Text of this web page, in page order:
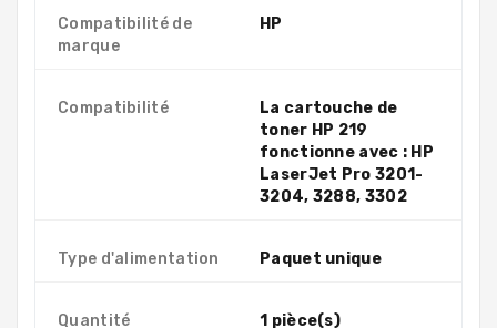
Compatibilité de
marque
HP
Compatibilité
La cartouche de
toner HP 219
fonctionne avec : HP
LaserJet Pro 3201-
3204, 3288, 3302
Type d'alimentation Paquet unique
Quantité 1 pièce(s)